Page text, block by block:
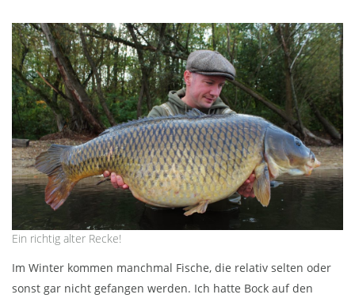
Ein richtig alter Recke!
Im Winter kommen manchmal Fische, die relativ selten oder
sonst gar nicht gefangen werden. Ich hatte Bock auf den